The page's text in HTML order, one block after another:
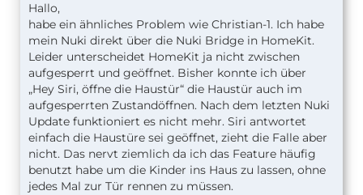
Hallo,
habe ein ähnliches Problem wie Christian-1. Ich habe
mein Nuki direkt über die Nuki Bridge in HomeKit.
Leider unterscheidet HomeKit ja nicht zwischen
aufgesperrt und geöffnet. Bisher konnte ich über
„Hey Siri, öffne die Haustür“ die Haustür auch im
aufgesperrten Zustandöffnen. Nach dem letzten Nuki
Update funktioniert es nicht mehr. Siri antwortet
einfach die Haustüre sei geöffnet, zieht die Falle aber
nicht. Das nervt ziemlich da ich das Feature häufig
benutzt habe um die Kinder ins Haus zu lassen, ohne
jedes Mal zur Tür rennen zu müssen.